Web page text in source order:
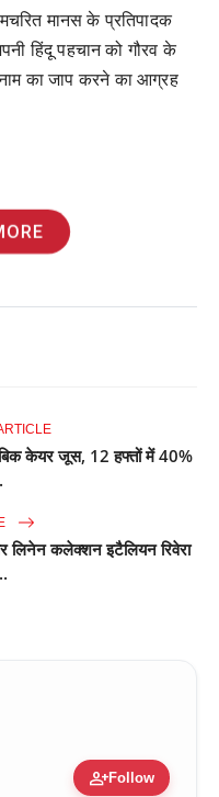
मानस के प्रतिपादक
हिंदू पहचान को गौरव के
का जाप करने का आग्रह
केयर जूस, 12 हफ्तों में 40%
लिनेन कलेक्शन इटैलियन रिवेरा
person_addFollow